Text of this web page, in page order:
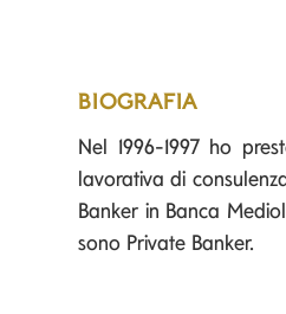
BIOGRAFIA
Nel 1996-1997 ho
lavorativa di
Banker in Banca
sono Private Banker.